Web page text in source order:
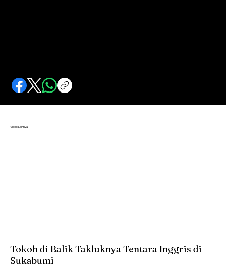
Video Lainnya
Tokoh di Balik Takluknya Tentara Inggris di
Sukabumi